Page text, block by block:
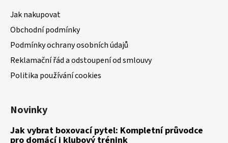
Jak nakupovat
Obchodní podmínky
Podmínky ochrany osobních údajů
Reklamační řád a odstoupení od smlouvy
Politika používání cookies
Novinky
Jak vybrat boxovací pytel: Kompletní průvodce
pro domácí i klubový trénink